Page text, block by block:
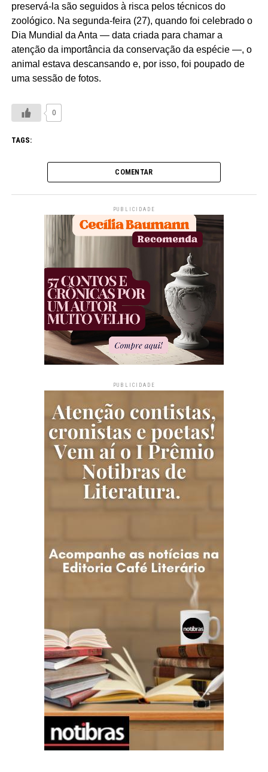
preservá-la são seguidos à risca pelos técnicos do
zoológico. Na segunda-feira (27), quando foi celebrado o
Dia Mundial da Anta — data criada para chamar a
atenção da importância da conservação da espécie —, o
animal estava descansando e, por isso, foi poupado de
uma sessão de fotos.
0
TAGS:
COMENTAR
PUBLICIDADE
PUBLICIDADE